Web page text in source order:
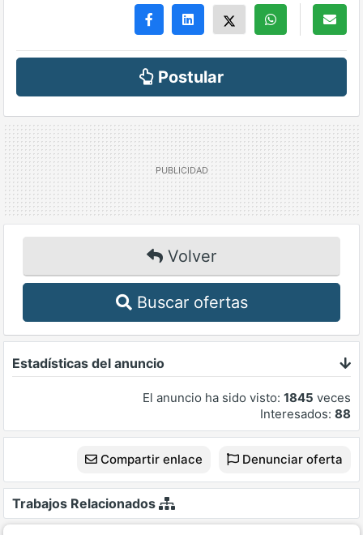
Postular
Volver
Buscar ofertas
Estadísticas del anuncio
El anuncio ha sido visto: 1845 veces
Interesados: 88
Compartir enlace Denunciar oferta
Trabajos Relacionados